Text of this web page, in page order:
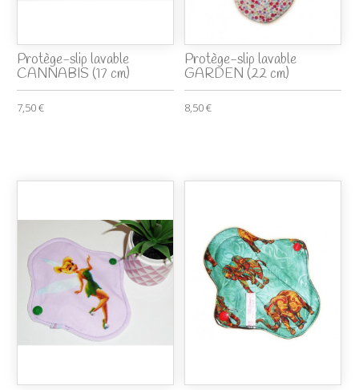
Protège-slip lavable
CANNABIS (17 cm)
7,50 €
Protège-slip lavable
GARDEN (22 cm)
8,50 €